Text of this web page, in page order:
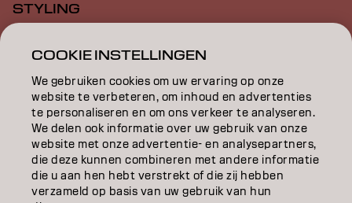
STYLING
EDUCATION
OVER
SALONVINDER
WORD PARTNER
COOKIE INSTELLINGEN
We gebruiken cookies om uw ervaring op onze
website te verbeteren, om inhoud en advertenties
te personaliseren en om ons verkeer te analyseren.
We delen ook informatie over uw gebruik van onze
website met onze advertentie- en analysepartners,
die deze kunnen combineren met andere informatie
die u aan hen hebt verstrekt of die zij hebben
verzameld op basis van uw gebruik van hun